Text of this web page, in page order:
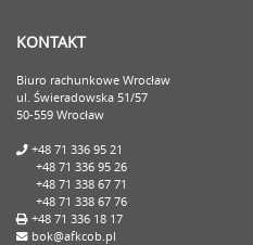
KONTAKT
Biuro rachunkowe Wrocław
ul. Świeradowska 51/57
50-559 Wrocław
+48 71 336 95 21
+48 71 336 95 26
+48 71 338 67 71
+48 71 338 67 76
+48 71 336 18 17
bok@afkcob.pl